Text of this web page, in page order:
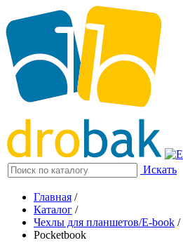
Искать
Главная /
Каталог /
Чехлы для планшетов/E-book /
Pocketbook